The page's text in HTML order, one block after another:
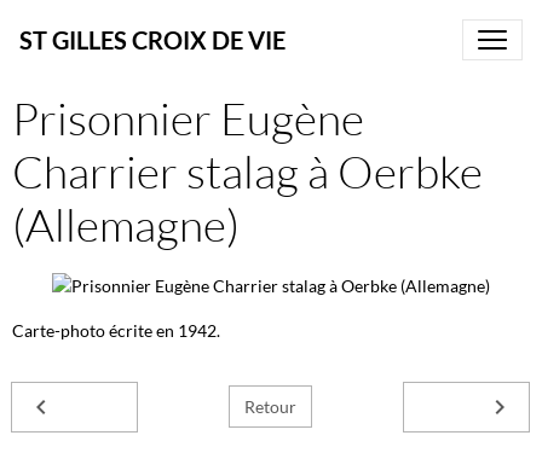
ST GILLES CROIX DE VIE
Prisonnier Eugène
Charrier stalag à Oerbke
(Allemagne)
Carte-photo écrite en 1942.
Retour